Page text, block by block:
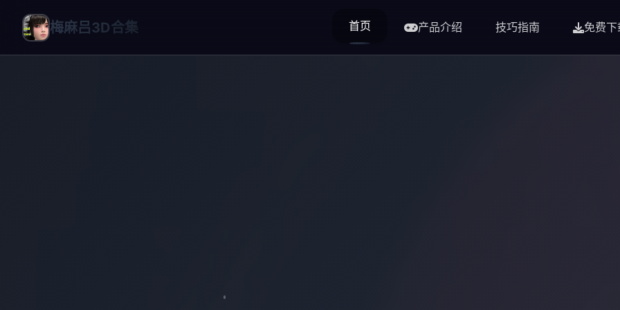
梅麻吕3D合集 首页 产品介绍 技巧指南 免费下